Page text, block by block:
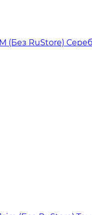
(Без RuStore)